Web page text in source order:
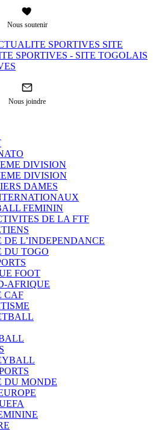
Nous soutenir
SITE
SPORTIVES - SITE TOGOLAIS
Nous joindre
DIVISION
DIVISION
DAMES
FEMININ
DE LA FTF
DE L’INDEPENDANCE
DU TOGO
FOOT
AFRIQUE
CAF
DU MONDE